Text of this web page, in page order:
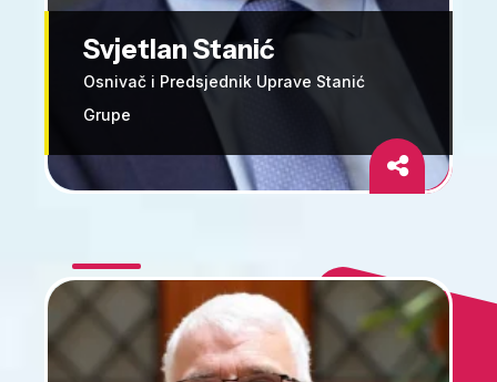
Svjetlan Stanić
Osnivač i Predsjednik Uprave Stanić
Grupe